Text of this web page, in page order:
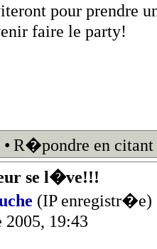
pour prendre
faire le party!
• R�pondre en citant
se l�ve!!!
(IP enregistr�e)
2005, 19:43